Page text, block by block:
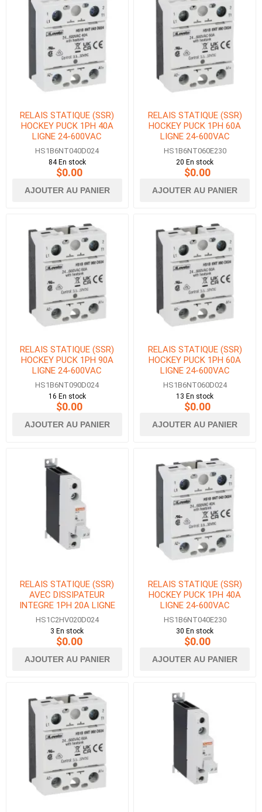
RELAIS STATIQUE (SSR)
HOCKEY PUCK 1PH 40A
LIGNE 24-600VAC
CONTROLE 3.5-32VDC
HS1B6NT040D024
84 En stock
$0.00
AJOUTER AU PANIER
RELAIS STATIQUE (SSR)
HOCKEY PUCK 1PH 60A
LIGNE 24-600VAC
CONTROLE 18-280VAC/DC
HS1B6NT060E230
20 En stock
$0.00
AJOUTER AU PANIER
RELAIS STATIQUE (SSR)
HOCKEY PUCK 1PH 90A
LIGNE 24-600VAC
CONTROLE 3.5-32VDC
HS1B6NT090D024
16 En stock
$0.00
AJOUTER AU PANIER
RELAIS STATIQUE (SSR)
HOCKEY PUCK 1PH 60A
LIGNE 24-600VAC
CONTROLE 3.5-32VDC
HS1B6NT060D024
13 En stock
$0.00
AJOUTER AU PANIER
RELAIS STATIQUE (SSR)
AVEC DISSIPATEUR
INTEGRE 1PH 20A LIGNE
12-275VAC CONTROLE 3-
32VDC
HS1C2HV020D024
3 En stock
$0.00
AJOUTER AU PANIER
RELAIS STATIQUE (SSR)
HOCKEY PUCK 1PH 40A
LIGNE 24-600VAC
CONTROLE 18-280VAC/DC
HS1B6NT040E230
30 En stock
$0.00
AJOUTER AU PANIER